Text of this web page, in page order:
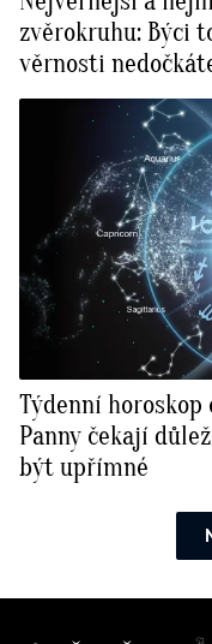
zvěrokruhu: Býci
věrnosti
Týdenní horoskop
Panny čekají
být upřímné